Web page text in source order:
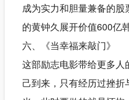
成为实力和胆量兼备的
的黄钟久展开价值600亿
六、《当幸福来敲门》
这部励志电影带给更多
己到来，只有经历过挫